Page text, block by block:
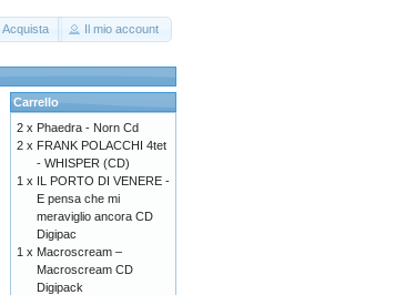
Acquista Il mio account
Carrello
2 x Phaedra - Norn Cd
2 x FRANK POLACCHI 4tet
- WHISPER (CD)
1 x IL PORTO DI VENERE -
E pensa che mi
meraviglio ancora CD
Digipac
1 x Macroscream –
Macroscream CD
Digipack